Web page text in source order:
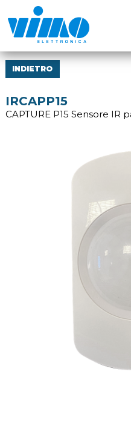
INDIETRO
IRCAPP15
CAPTURE P15 Sensore IR